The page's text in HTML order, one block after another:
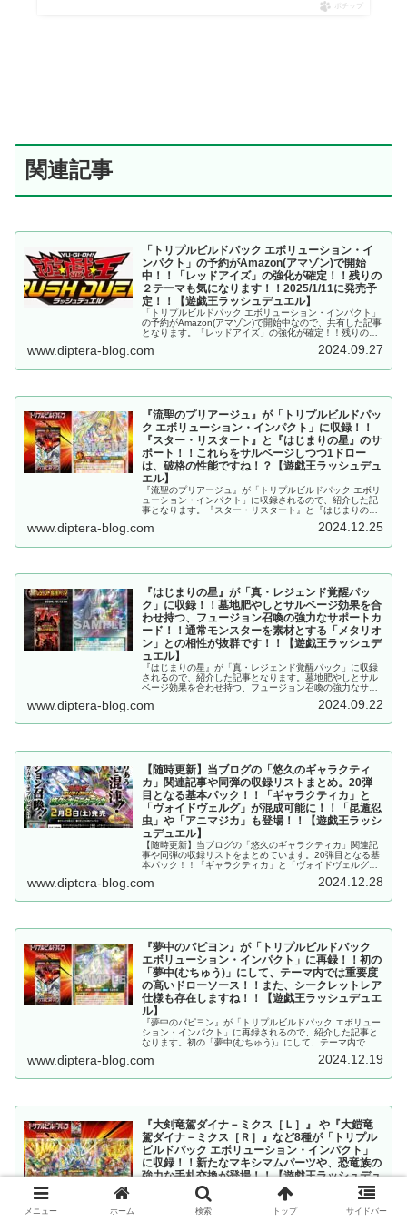
ポチップ
関連記事
「トリプルビルドパック エボリューション・イ
ンパクト」の予約がAmazon(アマゾン)で開始
中！！「レッドアイズ」の強化が確定！！残りの
２テーマも気になります！！2025/1/11に発売予
定！！【遊戯王ラッシュデュエル】
「トリプルビルドパック エボリューション・インパクト」
の予約がAmazon(アマゾン)で開始中なので、共有した記事
となります。「レッドアイズ」の強化が確定！！残りの２
戯王ラッシュデュエル】
www.diptera-blog.com 2024.09.27
『流聖のプリアージュ』が「トリプルビルドパッ
ク エボリューション・インパクト」に収録！！
『スター・リスタート』と『はじまりの星』のサ
ポート！！これらをサルベージしつつ1ドロー
は、破格の性能ですね！？【遊戯王ラッシュデュ
エル】
『流聖のプリアージュ』が「トリプルビルドパック エボリ
ューション・インパクト」に収録されるので、紹介した記
事となります。『スター・リスタート』と『はじまりの
は、破格の性能ですね！？【遊戯王ラッシュデュエル】
www.diptera-blog.com 2024.12.25
『はじまりの星』が「真・レジェンド覚醒パッ
ク」に収録！！墓地肥やしとサルベージ効果を合
わせ持つ、フュージョン召喚の強力なサポートカ
ード！！通常モンスターを素材とする「メタリオ
ン」との相性が抜群です！！【遊戯王ラッシュデ
ュエル】
『はじまりの星』が「真・レジェンド覚醒パック」に収録
されるので、紹介した記事となります。墓地肥やしとサル
ベージ効果を合わせ持つ、フュージョン召喚の強力なサポ
ン」との相性が抜群です！！【遊戯王ラッシュデュエル】
www.diptera-blog.com 2024.09.22
【随時更新】当ブログの「悠久のギャラクティ
カ」関連記事や同弾の収録リストまとめ。20弾
目となる基本パック！！「ギャラクティカ」と
「ヴォイドヴェルグ」が混成可能に！！「昆遁忍
虫」や「アニマジカ」も登場！！【遊戯王ラッシ
ュデュエル】
【随時更新】当ブログの「悠久のギャラクティカ」関連記
事や同弾の収録リストをまとめています。20弾目となる基
本パック！！「ギャラクティカ」と「ヴォイドヴェルグ」
場！！【遊戯王ラッシュデュエル】
www.diptera-blog.com 2024.12.28
『夢中のパピヨン』が「トリプルビルドパック
エボリューション・インパクト」に再録！！初の
「夢中(むちゅう)」にして、テーマ内では重要度
の高いドローソース！！また、シークレットレア
仕様も存在しますね！！【遊戯王ラッシュデュエ
ル】
『夢中のパピヨン』が「トリプルビルドパック エボリュー
ション・インパクト」に再録されるので、紹介した記事と
なります。初の「夢中(むちゅう)」にして、テーマ内では
様も存在しますね！！【遊戯王ラッシュデュエル】
www.diptera-blog.com 2024.12.19
『大剣竜駕ダイナ－ミクス［Ｌ］』 や『大鎧竜
駕ダイナ－ミクス［Ｒ］』など8種が「トリプル
ビルドパック エボリューション・インパクト」
に収録！！新たなマキシマムパーツや、恐竜族の
強力な手札交換が登場！！【遊戯王ラッシュデュ
『大剣竜駕ダイナ－ミクス［Ｌ］』 や『大鎧竜駕ダイナ－
ミクス［Ｒ］』など8種が「トリプルビルドパック エボリ
メニュー ホーム 検索 トップ サイドバー